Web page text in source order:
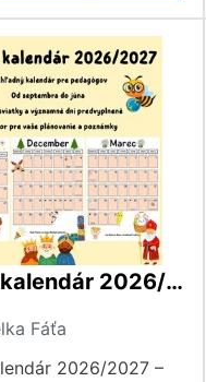
Školský kalendár 2026/2027 pre pedagógov
Fáťa
2026/2027 –